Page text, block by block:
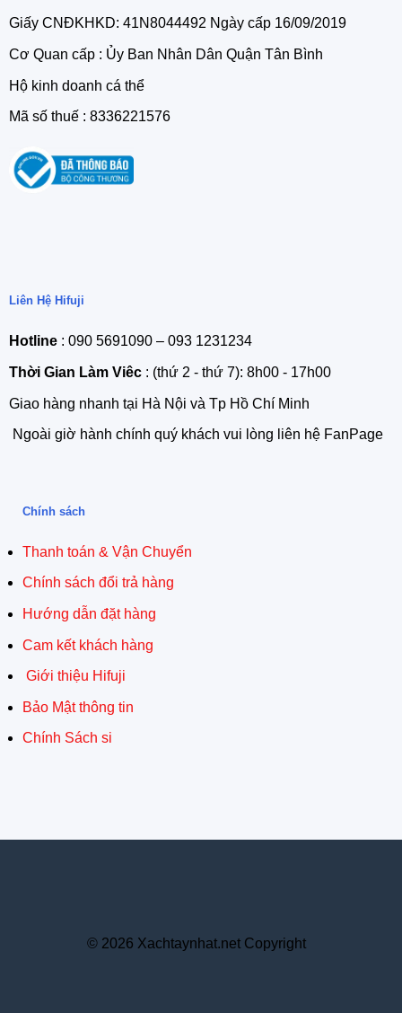
Giấy CNĐKHKD: 41N8044492 Ngày cấp 16/09/2019
Cơ Quan cấp : Ủy Ban Nhân Dân Quận Tân Bình
Hộ kinh doanh cá thể
Mã số thuế : 8336221576
Liên Hệ Hifuji
Hotline: 090 5691090 – 093 1231234
Thời Gian Làm Viêc: (thứ 2 - thứ 7): 8h00 - 17h00
Giao hàng nhanh tại Hà Nội và Tp Hồ Chí Minh
Ngoài giờ hành chính quý khách vui lòng liên hệ FanPage
Chính sách
Thanh toán & Vận Chuyển
Chính sách đổi trả hàng
Hướng dẫn đặt hàng
Cam kết khách hàng
Giới thiệu Hifuji
Bảo Mật thông tin
Chính Sách si
© 2026 Xachtaynhat.net Copyright